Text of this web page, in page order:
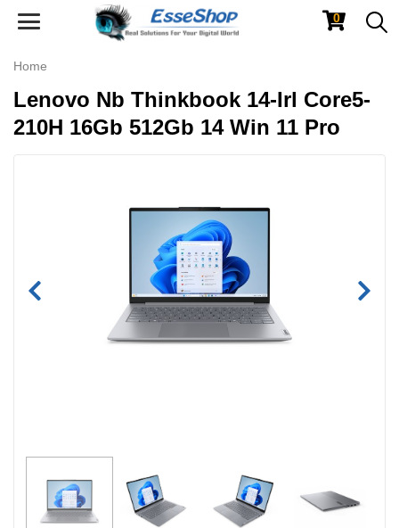
Toggle
0
Home
Lenovo Nb Thinkbook 14-Irl Core5-
210H 16Gb 512Gb 14 Win 11 Pro